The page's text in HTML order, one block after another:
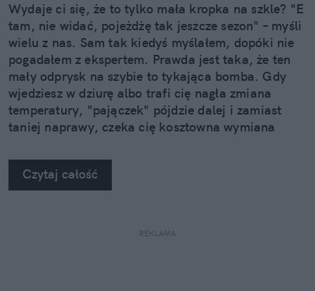
Wydaje ci się, że to tylko mała kropka na szkle? "E
tam, nie widać, pojeżdżę tak jeszcze sezon" – myśli
wielu z nas. Sam tak kiedyś myślałem, dopóki nie
pogadałem z ekspertem. Prawda jest taka, że ten
mały odprysk na szybie to tykająca bomba. Gdy
wjedziesz w dziurę albo trafi cię nagła zmiana
temperatury, "pajączek" pójdzie dalej i zamiast
taniej naprawy, czeka cię kosztowna wymiana
na własne oczy zobaczyć, jak profesjonaliści radzą
sobie z takimi uszkodzeniami.
Czytaj całość
REKLAMA